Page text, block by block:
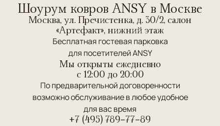
Шоурум ковров ANSY в Москве
Москва, ул. Пречистенка, д. 30/2, салон
«Артефакт», нижний этаж
Бесплатная гостевая парковка
для посетителей ANSY
Мы открыты ежедневно
c 12:00 до 20:00
По предварительной договоренности
возможно обслуживание в любое удобное
для вас время
+7 (495) 789-77-89